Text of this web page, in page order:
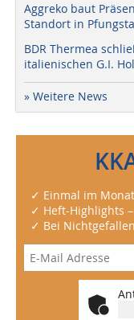
Aggreko baut
Standort in
BDR Thermea
italienischen G.I.
» Weitere News
✓ Einmal im
✓ Heft-Highlights
✓ Bei